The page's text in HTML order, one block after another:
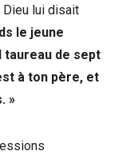
Dieu lui disait
le jeune
taureau de sept
à ton père, et
»